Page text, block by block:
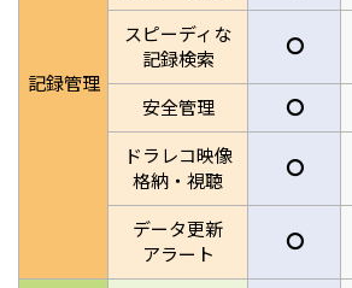
記録管理
スピーディな
記録検索
〇
安全管理 〇
ドラレコ映像
格納・視聴
〇
データ更新
アラート
〇